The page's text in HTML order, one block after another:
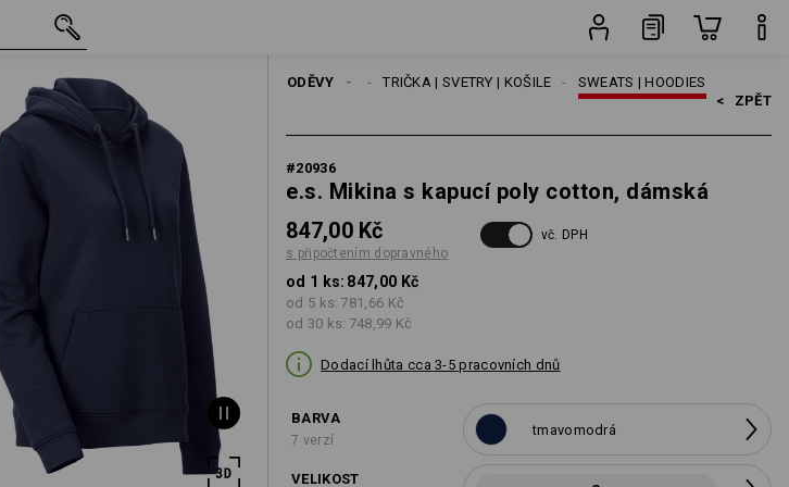
ODĚVY SWEATS | HOODIES
TRIČKA | SVETRY | KOŠILE
ŽENY
< ZPĚT
#20936
e.s. Mikina s kapucí poly cotton, dámská
847,00 Kč
s připočtením dopravného
vč. DPH
od 1 ks: 847,00 Kč
od 5 ks: 781,66 Kč
od 30 ks: 748,99 Kč
Dodací lhůta cca 3-5 pracovních dnů
BARVA
7 verzí
tmavomodrá
VELIKOST
847,00 Kč